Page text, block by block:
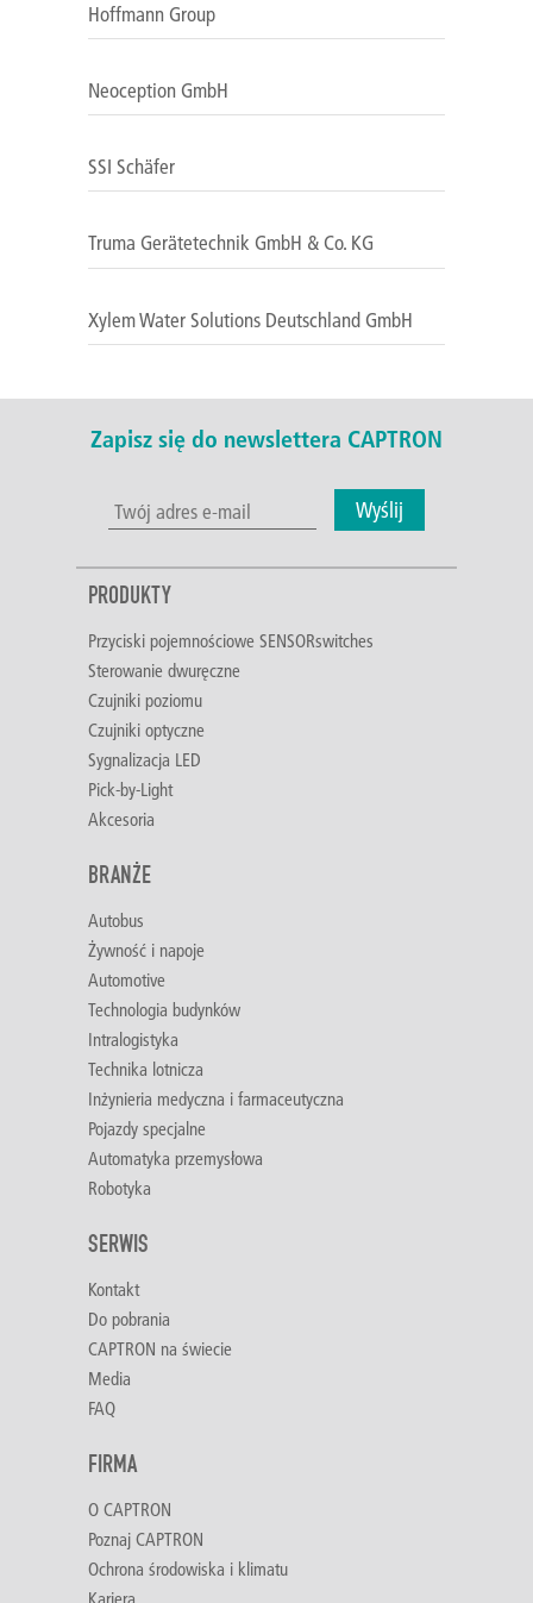
Hoffmann Group
Neoception GmbH
SSI Schäfer
Truma Gerätetechnik GmbH & Co. KG
Xylem Water Solutions Deutschland GmbH
Zapisz się do newslettera CAPTRON
Wyślij
PRODUKTY
Przyciski pojemnościowe SENSORswitches
Sterowanie dwuręczne
Czujniki poziomu
Czujniki optyczne
Sygnalizacja LED
Pick-by-Light
Akcesoria
BRANŻE
Autobus
Żywność i napoje
Automotive
Technologia budynków
Intralogistyka
Technika lotnicza
Inżynieria medyczna i farmaceutyczna
Pojazdy specjalne
Automatyka przemysłowa
Robotyka
SERWIS
Kontakt
Do pobrania
CAPTRON na świecie
Media
FAQ
FIRMA
O CAPTRON
Poznaj CAPTRON
Ochrona środowiska i klimatu
Kariera